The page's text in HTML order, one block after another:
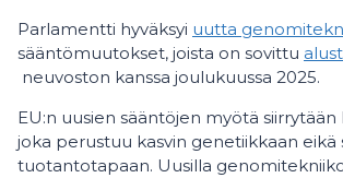
Parlamentti hyväksyi uutta
sääntömuutokset, joista on sovittu
neuvoston kanssa joulukuussa 2025.
EU:n uusien sääntöjen myötä siirrytään
joka perustuu kasvin genetiikkaan eikä
tuotantotapaan. Uusilla